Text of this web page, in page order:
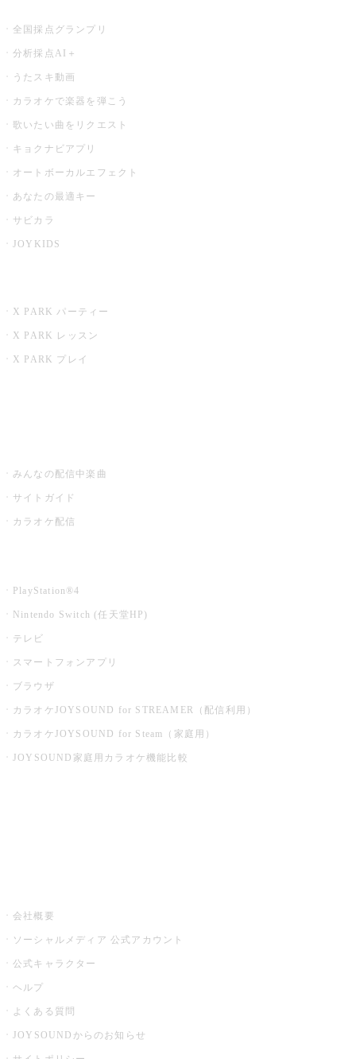
全国採点グランプリ
分析採点AI＋
うたスキ動画
カラオケで楽器を弾こう
歌いたい曲をリクエスト
キョクナビアプリ
オートボーカルエフェクト
あなたの最適キー
サビカラ
JOYKIDS
X PARK パーティー
X PARK レッスン
X PARK プレイ
みんなの配信中楽曲
サイトガイド
カラオケ配信
PlayStation®4
Nintendo Switch (任天堂HP)
テレビ
スマートフォンアプリ
ブラウザ
カラオケJOYSOUND for STREAMER（配信利用）
カラオケJOYSOUND for Steam（家庭用）
JOYSOUND家庭用カラオケ機能比較
会社概要
ソーシャルメディア 公式アカウント
公式キャラクター
ヘルプ
よくある質問
JOYSOUNDからのお知らせ